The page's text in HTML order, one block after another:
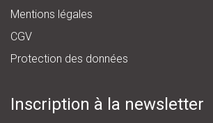
Mentions légales
CGV
Protection des données
Inscription à la newsletter